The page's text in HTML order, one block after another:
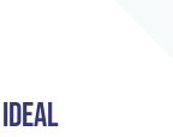
ideal